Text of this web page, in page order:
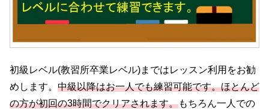
初級レベル(教習所卒業レベル)まではレッスン利用をお勧
めします。 中級以降はお一人でも練習可能です。ほとんど
の方が初回の3時間でクリアされます。もちろん一人での